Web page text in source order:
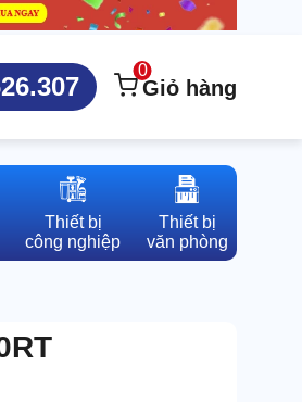
0
Giỏ hàng
Thiết bị
công nghiệp
Thiết bị
văn phòng